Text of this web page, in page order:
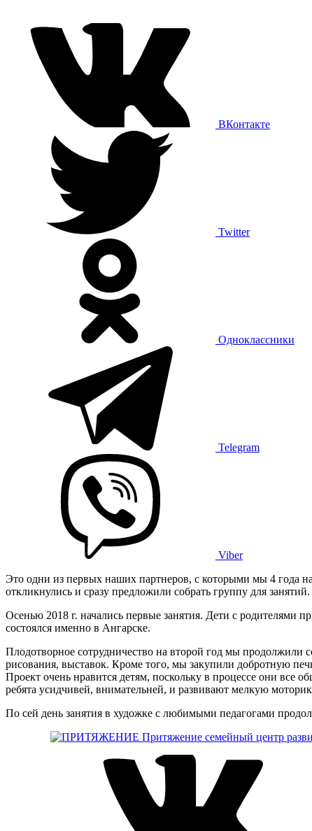
ВКонтакте
Twitter
Одноклассники
Telegram
Viber
Это одни из первых наших партнеров, с которыми мы 4 года
откликнулись и сразу предложили собрать группу для
Осенью 2018 г. начались первые занятия. Дети с родителями
состоялся именно в Ангарске.
Плодотворное сотрудничество на второй год мы
рисования, выставок. Кроме того, мы закупили добротную
Проект очень нравится детям, поскольку в процессе они все
ребята усидчивей, внимательней, и развивают мелкую
По сей день занятия в художке с любимыми педагогами
Притяжение семейный центр